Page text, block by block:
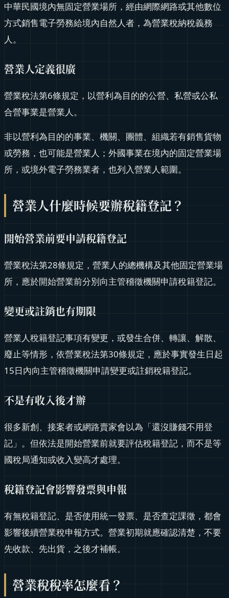
中華民國境內無固定營業場所，經由網際網路或其他數位
方式銷售電子勞務給境內自然人者，為營業稅納稅義務
人。
營業人定義很廣
營業稅法第6條規定，以營利為目的的公營、私營或公私
合營事業是營業人。
非以營利為目的的事業、機關、團體、組織若有銷售貨物
或勞務，也可能是營業人；外國事業在境內的固定營業場
所，或境外電子勞務業者，也列入營業人範圍。
營業人什麼時候要辦稅籍登記？
開始營業前要申請稅籍登記
營業稅法第28條規定，營業人的總機構及其他固定營業場
所，應於開始營業前分別向主管稽徵機關申請稅籍登記。
變更或註銷也有期限
營業人稅籍登記事項有變更，或發生合併、轉讓、解散、
廢止等情形，依營業稅法第30條規定，應於事實發生日起
15日內向主管稽徵機關申請變更或註銷稅籍登記。
不是有收入後才辦
很多新創、接案者或網路賣家會以為「還沒賺錢不用登
記」。但依法是開始營業前就要評估稅籍登記，而不是等
國稅局通知或收入變高才處理。
稅籍登記會影響發票與申報
有無稅籍登記、是否使用統一發票、是否查定課徵，都會
影響後續營業稅申報方式。營業初期就應確認清楚，不要
先收款、先出貨，之後才補帳。
營業稅稅率怎麼看？